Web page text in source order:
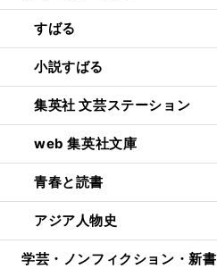
すばる
小説すばる
集英社 文芸ステーション
web 集英社文庫
青春と読書
アジア人物史
学芸・ノンフィクション・新書